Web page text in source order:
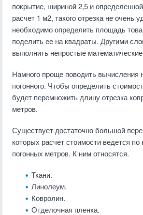
покрытие, шириной 2,5 и
расчет 1 м2, такого отрезка не очень
необходимо определить площадь
поделить ее на квадраты. Другими
выполнить непростые
Намного проще поводить вычисления
погонного. Чтобы определить
будет перемножить длину отрезка
метров.
Существует достаточно большой
которых расчет стоимости ведется по
погонных метров. К ним относятся.
Ткани.
Линолеум.
Ковролин.
Отделочная пленка.